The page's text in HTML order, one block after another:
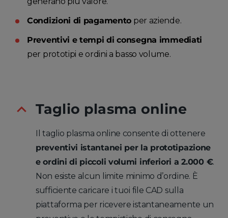
Condizioni di pagamento per aziende.
Preventivi e tempi di consegna immediati
per prototipi e ordini a basso volume.
Taglio plasma online
Il taglio plasma online consente di ottenere
preventivi istantanei per la prototipazione
e ordini di piccoli volumi inferiori a 2.000 €.
Non esiste alcun limite minimo d’ordine. È
sufficiente caricare i tuoi file CAD sulla
piattaforma per ricevere istantaneamente un